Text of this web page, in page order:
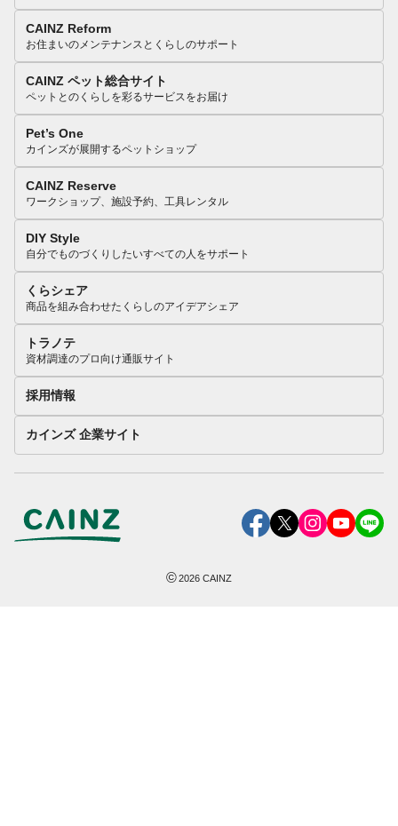
CAINZ Reform
お住まいのメンテナンスとくらしのサポート
CAINZ ペット総合サイト
ペットとのくらしを彩るサービスをお届け
Pet’s One
カインズが展開するペットショップ
CAINZ Reserve
ワークショップ、施設予約、工具レンタル
DIY Style
自分でものづくりしたいすべての人をサポート
くらシェア
商品を組み合わせたくらしのアイデアシェア
トラノテ
資材調達のプロ向け通販サイト
採用情報
カインズ 企業サイト
©2026 CAINZ